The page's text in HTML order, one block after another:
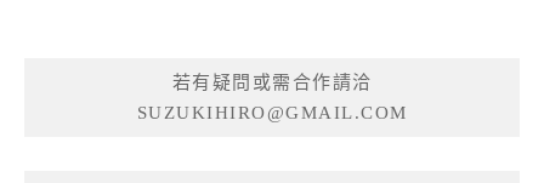
若有疑問或需合作請洽
SUZUKIHIRO@GMAIL.COM